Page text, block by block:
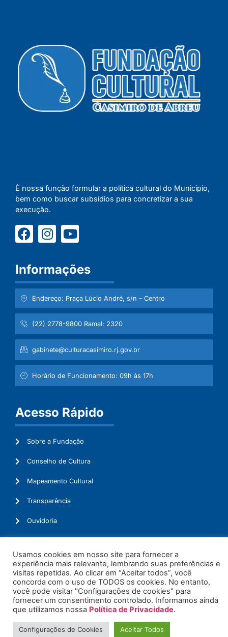
É nossa função formular a política cultural do Município,
bem como buscar subsídios para concretizar a sua
execução.
Informações
Endereço: Praça Lúcio André, s/n – Centro
(22) 2778-9800 Ramal: 2320
gabinete@culturacasimiro.rj.gov.br
Horário de Funcionamento: 09h às 17h
Acesso Rápido
Sobre a Fundação
Conselho de Cultura
Mapeamento Cultural
Transparência
Ouvidoria
© 2026. Todos os Direitos Reservados.
Usamos cookies em nosso site para fornecer a
experiência mais relevante, lembrando suas preferências e
visitas repetidas. Ao clicar em “Aceitar todos”, você
concorda com o uso de TODOS os cookies. No entanto,
você pode visitar "Configurações de cookies" para
fornecer um consentimento controlado. Informamos ainda
que utilizamos nossa Política de Privacidade.
Configurações de Cookies Aceitar Todos